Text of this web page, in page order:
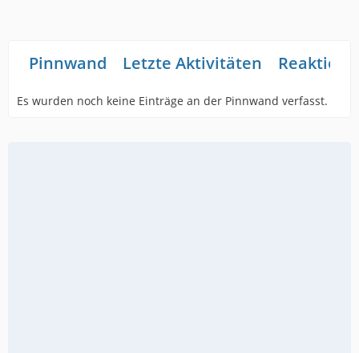
Pinnwand Letzte Aktivitäten
Es wurden noch keine Einträge an der Pinnwand verfasst.